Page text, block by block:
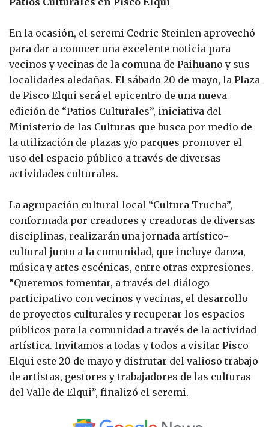
En la ocasión, el seremi Cedric Steinlen aprovechó
para dar a conocer una excelente noticia para
vecinos y vecinas de la comuna de Paihuano y sus
localidades aledañas. El sábado 20 de mayo, la Plaza
de Pisco Elqui será el epicentro de una nueva
edición de “Patios Culturales”, iniciativa del
Ministerio de las Culturas que busca por medio de
la utilización de plazas y/o parques promover el
uso del espacio público a través de diversas
actividades culturales.
La agrupación cultural local “Cultura Trucha”,
conformada por creadores y creadoras de diversas
disciplinas, realizarán una jornada artístico-
cultural junto a la comunidad, que incluye danza,
música y artes escénicas, entre otras expresiones.
“Queremos fomentar, a través del diálogo
participativo con vecinos y vecinas, el desarrollo
de proyectos culturales y recuperar los espacios
públicos para la comunidad a través de la actividad
artística. Invitamos a todas y todos a visitar Pisco
Elqui este 20 de mayo y disfrutar del valioso trabajo
de artistas, gestores y trabajadores de las culturas
del Valle de Elqui”, finalizó el seremi.